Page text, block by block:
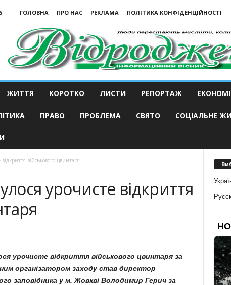
ГОЛОВНА ПРО НАС РЕКЛАМА
ПОЛІТИКА КОНФІДЕНЦІЙНОСТІ
ЖИТТЯ КОРОТКО ЛИСТИ РЕПОРТАЖ
ПРАВО ПРОБЛЕМА СВЯТО СОЦІАЛЬНЕ
військового цвинтаря
урочисте відкриття
урочисте відкриття військового цвинтаря за
організатором заходу став директор
заповідника у м. Жовкві Володимир Герич за